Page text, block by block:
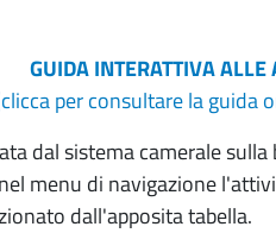
GUIDA INTERATTIVA
per consultare la guida
dal sistema camerale
menu di navigazione
dall'apposita tabella.